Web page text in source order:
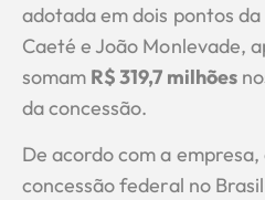
adotada em dois pontos
Caeté e João Monlevade,
somam R$ 319,7 milhões
da concessão.
De acordo com a
concessão federal no